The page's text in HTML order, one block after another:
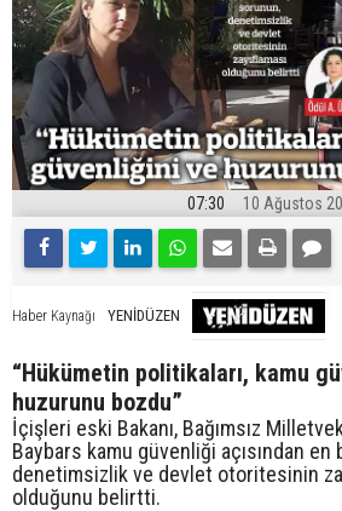
07:30 10 Ağustos
Haber Kaynağı YENİDÜZEN
“Hükümetin politikaları, kamu
huzurunu bozdu”
İçişleri eski Bakanı, Bağımsız
Baybars kamu güvenliği açısından
denetimsizlik ve devlet otoritesinin
olduğunu belirtti.